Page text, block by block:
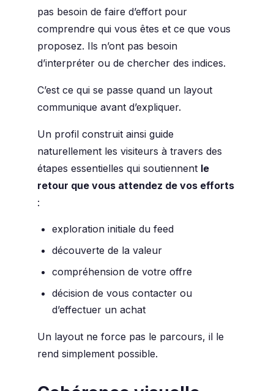
pas besoin de faire d’effort pour
comprendre qui vous êtes et ce que vous
proposez. Ils n’ont pas besoin
d’interpréter ou de chercher des indices.
C’est ce qui se passe quand un layout
communique avant d’expliquer.
Un profil construit ainsi guide
naturellement les visiteurs à travers des
étapes essentielles qui soutiennent le
retour que vous attendez de vos efforts
:
exploration initiale du feed
découverte de la valeur
compréhension de votre offre
décision de vous contacter ou
d’effectuer un achat
Un layout ne force pas le parcours, il le
rend simplement possible.